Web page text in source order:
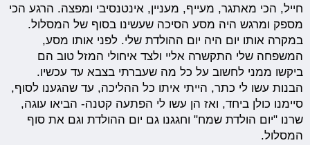
חייל, הכי מאתגר, מעייף, מעניין, אינטנסיבי ומפצה. הרגע הכי
מספק ומרגש היה מסע הסיכה שעשינו בסוף של המסלול.
במקרה אותו יום היה יום ההולדת שלי. לפני אותו מסע,
המשפחה שלי התקשרה אליי ולצד איחולי המזל טוב הם
ביקשו ממני לחשוב על כל מה שעברתי בצבא עד עכשיו.
הבנות עשו לי כתר, הייתי איתו כל ההליכה, עד שהגענו לסוף,
סיימנו כולן ביחד, ואז הן עשו לי הפתעה קטנה- הביאו עוגה,
שרנו "יום הולדת שמח" וחגגנו גם יום ההולדת וגם את סוף
המסלול.